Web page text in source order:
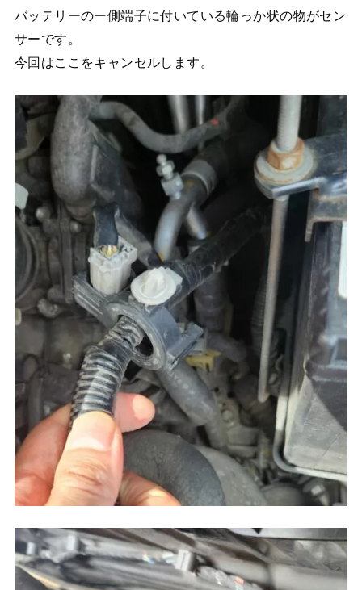
バッテリーのー側端子に付いている輪っか状の物がセン
サーです。
今回はここをキャンセルします。